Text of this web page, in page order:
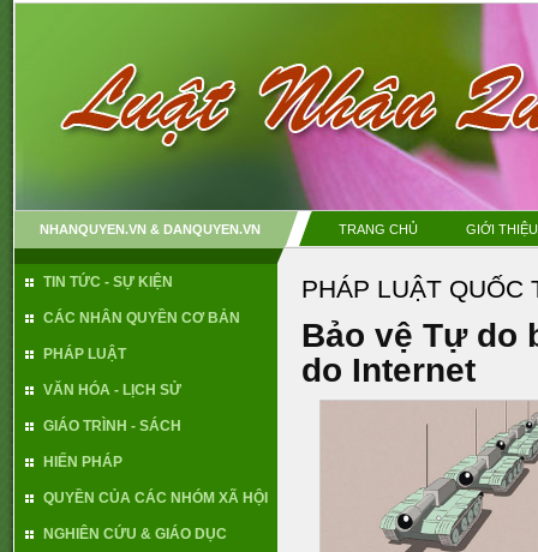
NHANQUYEN.VN & DANQUYEN.VN TRANG CHỦ GIỚI THIỆU
TIN TỨC - SỰ KIỆN
CÁC NHÂN QUYỀN CƠ BẢN
PHÁP LUẬT
VĂN HÓA - LỊCH SỬ
GIÁO TRÌNH - SÁCH
HIẾN PHÁP
QUYỀN CỦA CÁC NHÓM XÃ HỘI
NGHIÊN CỨU & GIÁO DỤC
PHÁP LUẬT QUỐC
Bảo vệ Tự do
do Internet